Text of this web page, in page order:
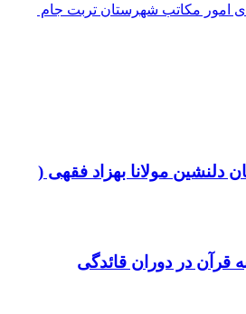
امور مکاتب شهرستان تربت جام
دلنشین مولانا بهزاد فقهی (
در دوران قائدگی